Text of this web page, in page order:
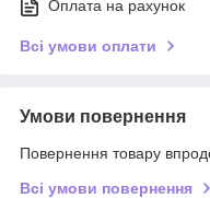
Оплата на рахунок
Всі умови оплати
Умови повернення
Повернення товару
Всі умови повернення